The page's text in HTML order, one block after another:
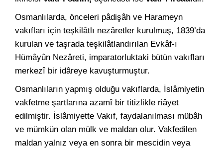
Osmanlılarda, önceleri pâdişâh ve Harameyn
vakıfları için teşkilâtlı nezâretler kurulmuş, 1839’da
kurulan ve taşrada teşkilâtlandırılan Evkâf-ı
Hümâyûn Nezâreti, imparatorluktaki bütün vakıfları
merkezî bir idâreye kavuşturmuştur.
Osmanlıların yapmış olduğu vakıflarda, İslâmiyetin
vakfetme şartlarına azamî bir titizlikle riâyet
edilmiştir. İslâmiyette Vakıf, faydalanılması mübâh
ve mümkün olan mülk ve maldan olur. Vakfedilen
maldan yalnız veya en sonra bir mescidin veya